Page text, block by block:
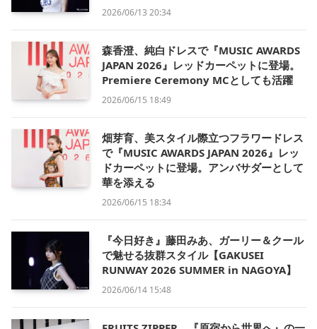
2026/06/13 20:34
森香澄、純白ドレスで『MUSIC AWARDS
JAPAN 2026』レッドカーペットに登場。
Premiere Ceremony MCとしても活躍
2026/06/15 18:49
畑芽育、美スタイル際立つフラワードレス
で『MUSIC AWARDS JAPAN 2026』レッ
ドカーペットに登場。アンバサダーとして
華を添える
2026/06/15 18:34
『今日好き』藤田みあ、ガーリー＆クール
で魅せる抜群スタイル【GAKUSEI
RUNWAY 2026 SUMMER in NAGOYA】
2026/06/14 15:48